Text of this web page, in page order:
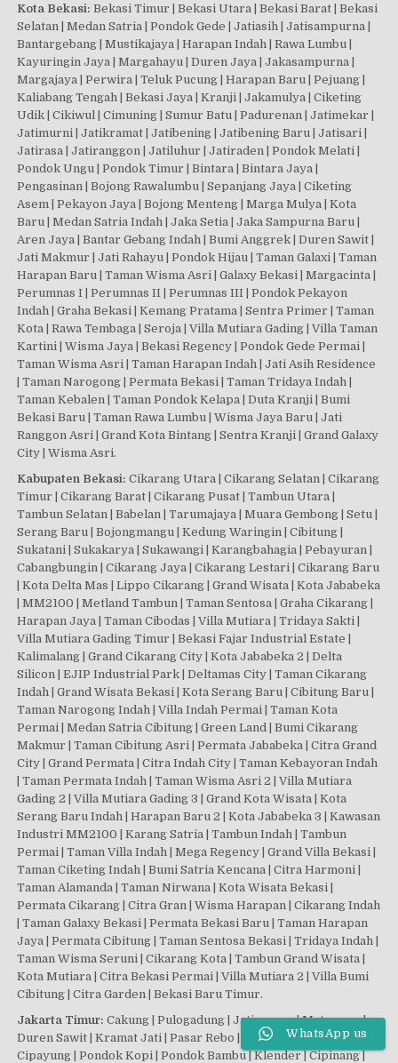
Kota Bekasi: Bekasi Timur | Bekasi Utara | Bekasi Barat | Bekasi
Selatan | Medan Satria | Pondok Gede | Jatiasih | Jatisampurna |
Bantargebang | Mustikajaya | Harapan Indah | Rawa Lumbu |
Kayuringin Jaya | Margahayu | Duren Jaya | Jakasampurna |
Margajaya | Perwira | Teluk Pucung | Harapan Baru | Pejuang |
Kaliabang Tengah | Bekasi Jaya | Kranji | Jakamulya | Ciketing
Udik | Cikiwul | Cimuning | Sumur Batu | Padurenan | Jatimekar |
Jatimurni | Jatikramat | Jatibening | Jatibening Baru | Jatisari |
Jatirasa | Jatiranggon | Jatiluhur | Jatiraden | Pondok Melati |
Pondok Ungu | Pondok Timur | Bintara | Bintara Jaya |
Pengasinan | Bojong Rawalumbu | Sepanjang Jaya | Ciketing
Asem | Pekayon Jaya | Bojong Menteng | Marga Mulya | Kota
Baru | Medan Satria Indah | Jaka Setia | Jaka Sampurna Baru |
Aren Jaya | Bantar Gebang Indah | Bumi Anggrek | Duren Sawit |
Jati Makmur | Jati Rahayu | Pondok Hijau | Taman Galaxi | Taman
Harapan Baru | Taman Wisma Asri | Galaxy Bekasi | Margacinta |
Perumnas I | Perumnas II | Perumnas III | Pondok Pekayon
Indah | Graha Bekasi | Kemang Pratama | Sentra Primer | Taman
Kota | Rawa Tembaga | Seroja | Villa Mutiara Gading | Villa Taman
Kartini | Wisma Jaya | Bekasi Regency | Pondok Gede Permai |
Taman Wisma Asri | Taman Harapan Indah | Jati Asih Residence
| Taman Narogong | Permata Bekasi | Taman Tridaya Indah |
Taman Kebalen | Taman Pondok Kelapa | Duta Kranji | Bumi
Bekasi Baru | Taman Rawa Lumbu | Wisma Jaya Baru | Jati
Ranggon Asri | Grand Kota Bintang | Sentra Kranji | Grand Galaxy
City | Wisma Asri.
Kabupaten Bekasi: Cikarang Utara | Cikarang Selatan | Cikarang
Timur | Cikarang Barat | Cikarang Pusat | Tambun Utara |
Tambun Selatan | Babelan | Tarumajaya | Muara Gembong | Setu |
Serang Baru | Bojongmangu | Kedung Waringin | Cibitung |
Sukatani | Sukakarya | Sukawangi | Karangbahagia | Pebayuran |
Cabangbungin | Cikarang Jaya | Cikarang Lestari | Cikarang Baru
| Kota Delta Mas | Lippo Cikarang | Grand Wisata | Kota Jababeka
| MM2100 | Metland Tambun | Taman Sentosa | Graha Cikarang |
Harapan Jaya | Taman Cibodas | Villa Mutiara | Tridaya Sakti |
Villa Mutiara Gading Timur | Bekasi Fajar Industrial Estate |
Kalimalang | Grand Cikarang City | Kota Jababeka 2 | Delta
Silicon | EJIP Industrial Park | Deltamas City | Taman Cikarang
Indah | Grand Wisata Bekasi | Kota Serang Baru | Cibitung Baru |
Taman Narogong Indah | Villa Indah Permai | Taman Kota
Permai | Medan Satria Cibitung | Green Land | Bumi Cikarang
Makmur | Taman Cibitung Asri | Permata Jababeka | Citra Grand
City | Grand Permata | Citra Indah City | Taman Kebayoran Indah
| Taman Permata Indah | Taman Wisma Asri 2 | Villa Mutiara
Gading 2 | Villa Mutiara Gading 3 | Grand Kota Wisata | Kota
Serang Baru Indah | Harapan Baru 2 | Kota Jababeka 3 | Kawasan
Industri MM2100 | Karang Satria | Tambun Indah | Tambun
Permai | Taman Villa Indah | Mega Regency | Grand Villa Bekasi |
Taman Ciketing Indah | Bumi Satria Kencana | Citra Harmoni |
Taman Alamanda | Taman Nirwana | Kota Wisata Bekasi |
Permata Cikarang | Citra Gran | Wisma Harapan | Cikarang Indah
| Taman Galaxy Bekasi | Permata Bekasi Baru | Taman Harapan
Jaya | Permata Cibitung | Taman Sentosa Bekasi | Tridaya Indah |
Taman Wisma Seruni | Cikarang Kota | Tambun Grand Wisata |
Kota Mutiara | Citra Bekasi Permai | Villa Mutiara 2 | Villa Bumi
Cibitung | Citra Garden | Bekasi Baru Timur.
Jakarta Timur: Cakung | Pulogadung | Jatinegara | Matraman |
Duren Sawit | Kramat Jati | Pasar Rebo | Makasar | Ciracas |
Cipayung | Pondok Kopi | Pondok Bambu | Klender | Cipinang |
WhatsApp us